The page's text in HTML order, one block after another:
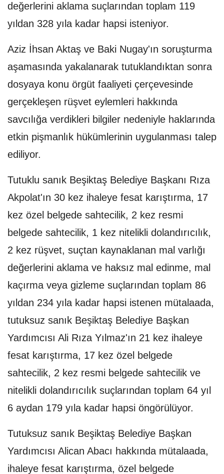
değerlerini aklama suçlarından toplam 119
yıldan 328 yıla kadar hapsi isteniyor.
Aziz İhsan Aktaş ve Baki Nugay'ın soruşturma
aşamasında yakalanarak tutuklandıktan sonra
dosyaya konu örgüt faaliyeti çerçevesinde
gerçekleşen rüşvet eylemleri hakkında
savcılığa verdikleri bilgiler nedeniyle haklarında
etkin pişmanlık hükümlerinin uygulanması talep
ediliyor.
Tutuklu sanık Beşiktaş Belediye Başkanı Rıza
Akpolat'ın 30 kez ihaleye fesat karıştırma, 17
kez özel belgede sahtecilik, 2 kez resmi
belgede sahtecilik, 1 kez nitelikli dolandırıcılık,
2 kez rüşvet, suçtan kaynaklanan mal varlığı
değerlerini aklama ve haksız mal edinme, mal
kaçırma veya gizleme suçlarından toplam 86
yıldan 234 yıla kadar hapsi istenen mütalaada,
tutuksuz sanık Beşiktaş Belediye Başkan
Yardımcısı Ali Rıza Yılmaz'ın 21 kez ihaleye
fesat karıştırma, 17 kez özel belgede
sahtecilik, 2 kez resmi belgede sahtecilik ve
nitelikli dolandırıcılık suçlarından toplam 64 yıl
6 aydan 179 yıla kadar hapsi öngörülüyor.
Tutuksuz sanık Beşiktaş Belediye Başkan
Yardımcısı Alican Abacı hakkında mütalaada,
ihaleye fesat karıştırma, özel belgede